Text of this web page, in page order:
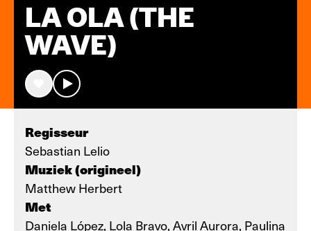
LA OLA (THE
WAVE)
Regisseur
Sebastian Lelio
Muziek (origineel)
Matthew Herbert
Met
Daniela López, Lola Bravo, Avril Aurora, Paulina